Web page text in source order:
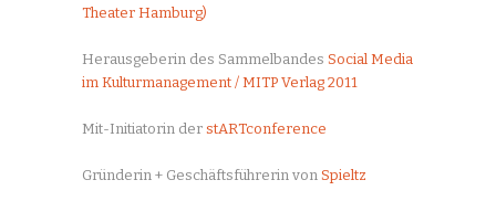
Theater Hamburg)
Herausgeberin des Sammelbandes Social Media
im Kulturmanagement / MITP Verlag 2011
Mit-Initiatorin der stARTconference
Gründerin + Geschäftsführerin von Spieltz